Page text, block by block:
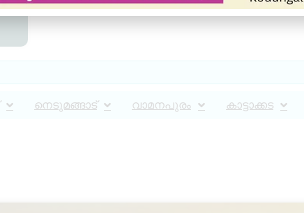
നെടുമങ്ങാട് വാമനപുരം കാട്ടാക്കട